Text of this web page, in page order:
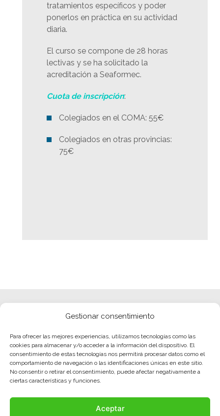
Gestionar consentimiento
Para ofrecer las mejores experiencias, utilizamos tecnologías como las
cookies para almacenar y/o acceder a la información del dispositivo. El
consentimiento de estas tecnologías nos permitirá procesar datos como el
comportamiento de navegación o las identificaciones únicas en este sitio.
No consentir o retirar el consentimiento, puede afectar negativamente a
ciertas características y funciones.
Aceptar
tratamientos específicos y poder
ponerlos en práctica en su actividad
diaria.
El curso se compone de 28 horas
lectivas y se ha solicitado la
acreditación a Seaformec.
Cuota de inscripción:
Colegiados en el COMA: 55€
Colegiados en otras provincias:
75€